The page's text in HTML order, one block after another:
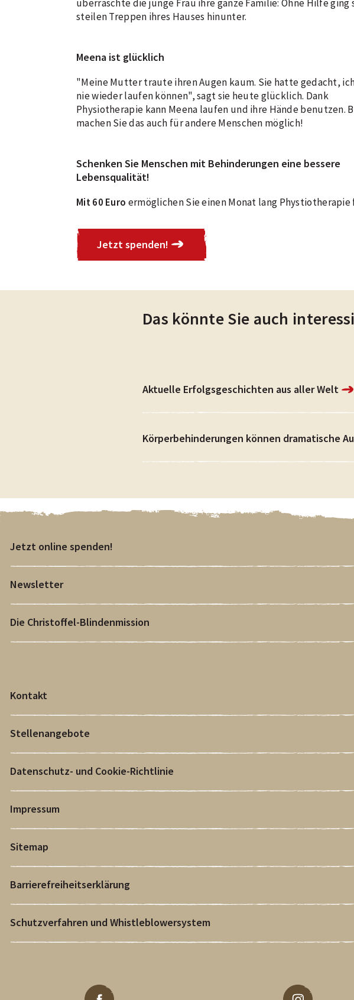
überraschte die junge Frau ihre ganze Familie: Ohne Hilfe ging
steilen Treppen ihres Hauses hinunter.
Meena ist glücklich
"Meine Mutter traute ihren Augen kaum. Sie hatte gedacht,
nie wieder laufen können", sagt sie heute glücklich. Dank
Physiotherapie kann Meena laufen und ihre Hände benutzen.
machen Sie das auch für andere Menschen möglich!
Schenken Sie Menschen mit Behinderungen eine bessere
Lebensqualität!
Mit 60 Euro ermöglichen Sie einen Monat lang Phystiotherapie
Jetzt spenden!
Das könnte Sie auch
Aktuelle Erfolgsgeschichten aus aller Welt
Körperbehinderungen können dramatische
Jetzt online spenden!
Newsletter
Die Christoffel-Blindenmission
Kontakt
Stellenangebote
Datenschutz- und Cookie-Richtlinie
Impressum
Sitemap
Barrierefreiheitserklärung
Schutzverfahren und Whistleblowersystem